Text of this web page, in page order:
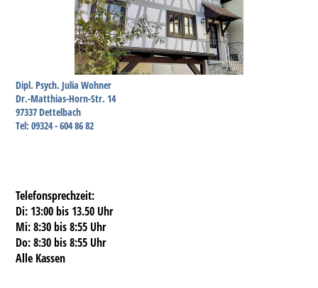
Dipl. Psych. Julia Wohner
Dr.-Matthias-Horn-Str. 14
97337 Dettelbach
Tel: 09324 - 604 86 82
Telefonsprechzeit:
Di: 13:00 bis 13.50 Uhr
Mi: 8:30 bis 8:55 Uhr
Do: 8:30 bis 8:55 Uhr
Alle Kassen